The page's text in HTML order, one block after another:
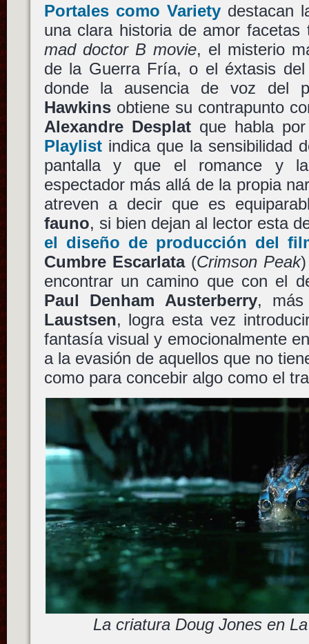
Portales como Varietydestacan
una clara historia de amor facetas
mad doctor B movie, el misterio
de la Guerra Fría, o el éxtasis
donde la ausencia de voz del
Hawkinsobtiene su contrapunto
Alexandre Desplatque habla
Playlistindica que la sensibilidad
pantalla y que el romance y
espectador más allá de la propia
atreven a decir que es
fauno, si bien dejan al lector esta
el diseño de producción del
Cumbre Escarlata(Crimson Peak
encontrar un camino que con el
Paul Denham Austerberry,
Laustsen, logra esta vez
fantasía visual y emocionalmente
a la evasión de aquellos que no
como para concebir algo como el
La criatura Doug Jones en